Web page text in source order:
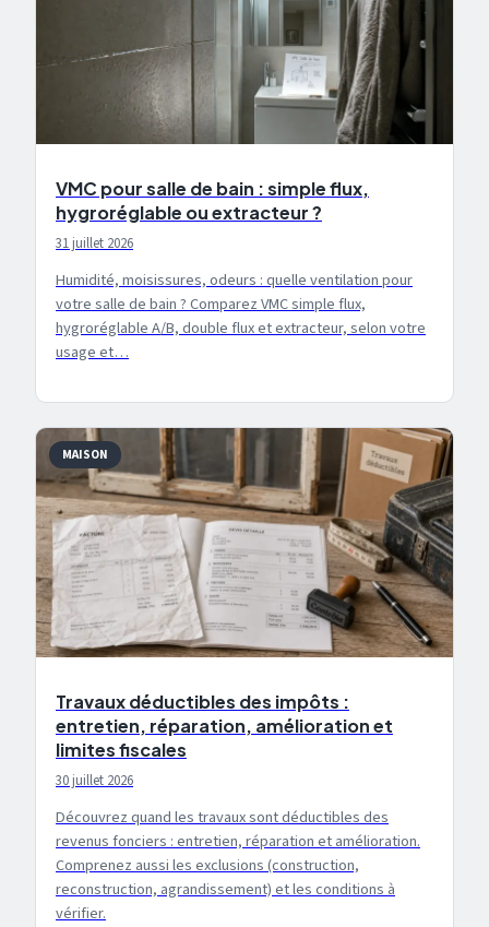
VMC pour salle de bain : simple flux,
hygroréglable ou extracteur ?
31 juillet 2026
Humidité, moisissures, odeurs : quelle ventilation pour
votre salle de bain ? Comparez VMC simple flux,
hygroréglable A/B, double flux et extracteur, selon votre
usage et…
MAISON
Travaux déductibles des impôts :
entretien, réparation, amélioration et
limites fiscales
30 juillet 2026
Découvrez quand les travaux sont déductibles des
revenus fonciers : entretien, réparation et amélioration.
Comprenez aussi les exclusions (construction,
reconstruction, agrandissement) et les conditions à
vérifier.